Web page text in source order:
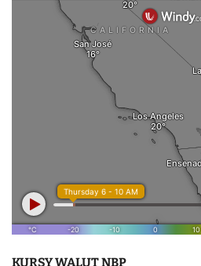
KURSY WALUT NBP